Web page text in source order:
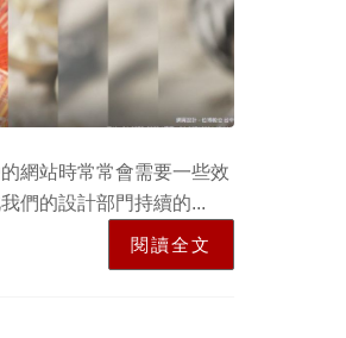
網站時常常會需要一些效
們的設計部門持續的...
閱讀全文